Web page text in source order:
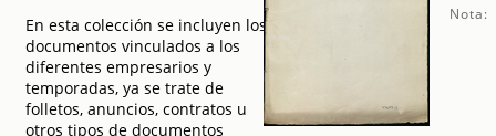
En esta colección se incluyen los
documentos vinculados a los
diferentes empresarios y
temporadas, ya se trate de
folletos, anuncios, contratos u
otros tipos de documentos
Nota: